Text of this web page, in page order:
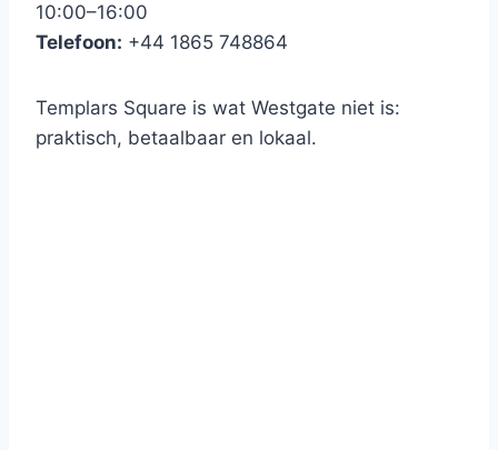
10:00–16:00
Telefoon: +44 1865 748864
Templars Square is wat Westgate niet is:
praktisch, betaalbaar en lokaal.